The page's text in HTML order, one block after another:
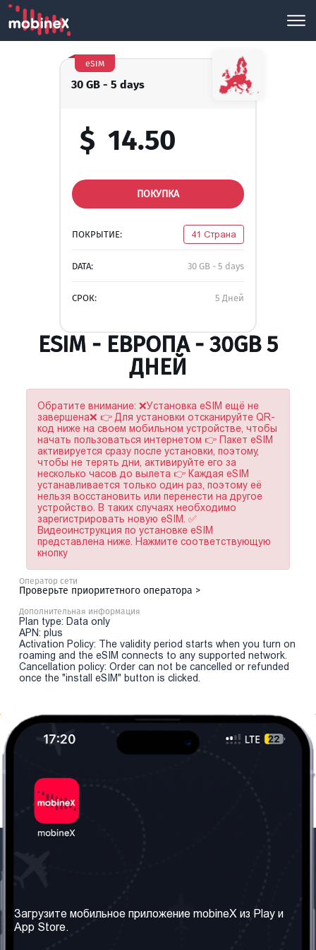
30 GB - 5 days
eSIM
$ 14.50
ПОКУПКА
ПОКРЫТИЕ: 41 Страна
DATA: 30 GB - 5 days
СРОК: 5 Дней
ESIM - ЕВРОПА - 30GB 5
ДНЕЙ
Обратите внимание: ❌Установка eSIM ещё не
завершена❌ 👉 Для установки отсканируйте QR-
код ниже на своем мобильном устройстве, чтобы
начать пользоваться интернетом 👉 Пакет eSIM
активируется сразу после установки, поэтому,
чтобы не терять дни, активируйте его за
несколько часов до вылета 👉 Каждая eSIM
устанавливается только один раз, поэтому её
нельзя восстановить или перенести на другое
устройство. В таких случаях необходимо
зарегистрировать новую eSIM. ✅
Видеоинструкция по установке eSIM
представлена ниже. Нажмите соответствующую
кнопку
Оператор сети
Проверьте приоритетного оператора >
Дополнительная информация
Plan type: Data only
APN: plus
Activation Policy: The validity period starts when you turn on
roaming and the eSIM connects to any supported network.
Cancellation policy: Order can not be cancelled or refunded
once the "install eSIM" button is clicked.
Наши сервисы
Правила и Условия
Загрузите мобильное приложение mobineX из Play и
App Store.